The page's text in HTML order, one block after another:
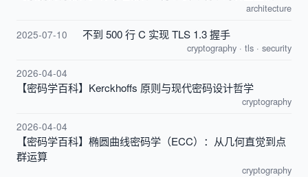
architecture
2025-07-10 不到 500 行 C 实现 TLS 1.3 握手
cryptography · tls · security
2026-04-04
【密码学百科】Kerckhoffs 原则与现代密码设计哲学
cryptography
2026-04-04
【密码学百科】椭圆曲线密码学（ECC）：从几何直觉到点
群运算
cryptography